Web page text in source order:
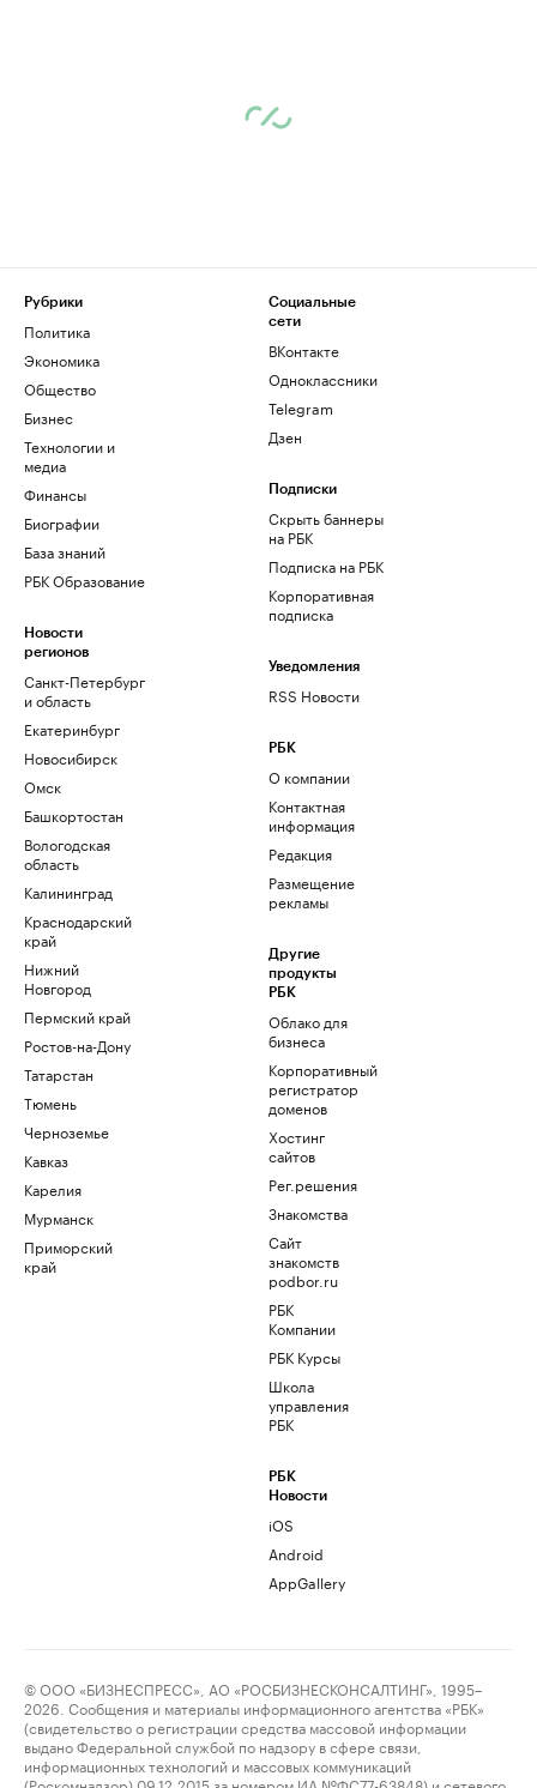
Рубрики
Политика
Экономика
Общество
Бизнес
Технологии и
медиа
Финансы
Биографии
База знаний
РБК Образование
Новости
регионов
Санкт-Петербург
и область
Екатеринбург
Новосибирск
Омск
Башкортостан
Вологодская
область
Калининград
Краснодарский
край
Нижний
Новгород
Пермский край
Ростов-на-Дону
Татарстан
Тюмень
Черноземье
Кавказ
Карелия
Мурманск
Приморский
край
Социальные
сети
ВКонтакте
Одноклассники
Telegram
Дзен
Подписки
Скрыть баннеры
на РБК
Подписка на РБК
Корпоративная
подписка
Уведомления
RSS Новости
РБК
О компании
Контактная
информация
Редакция
Размещение
рекламы
Другие
продукты
РБК
Облако для
бизнеса
Корпоративный
регистратор
доменов
Хостинг
сайтов
Рег.решения
Знакомства
Сайт
знакомств
podbor.ru
РБК
Компании
РБК Курсы
Школа
управления
РБК
РБК
Новости
iOS
Android
AppGallery
© ООО «БИЗНЕСПРЕСС», АО «РОСБИЗНЕСКОНСАЛТИНГ», 1995–
2026. Сообщения и материалы информационного агентства «РБК»
(свидетельство о регистрации средства массовой информации
выдано Федеральной службой по надзору в сфере связи,
информационных технологий и массовых коммуникаций